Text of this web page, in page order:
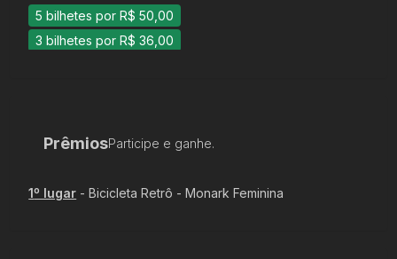
5 bilhetes por R$ 50,00
3 bilhetes por R$ 36,00
PrêmiosParticipe e ganhe.
1º lugar -Bicicleta Retrô - Monark Feminina